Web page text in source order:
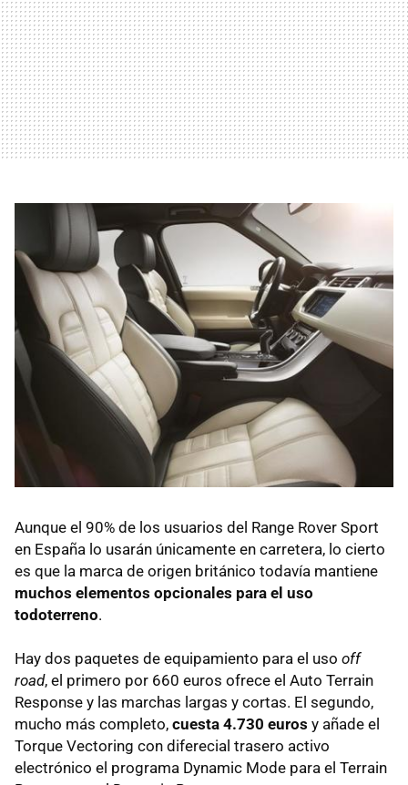
Aunque el 90% de los usuarios del Range Rover Sport
en España lo usarán únicamente en carretera, lo cierto
es que la marca de origen británico todavía mantiene
muchos elementos opcionales para el uso
todoterreno.
Hay dos paquetes de equipamiento para el uso off
road, el primero por 660 euros ofrece el Auto Terrain
Response y las marchas largas y cortas. El segundo,
mucho más completo, cuesta 4.730 euros y añade el
Torque Vectoring con diferecial trasero activo
electrónico el programa Dynamic Mode para el Terrain